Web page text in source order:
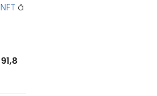
NFT à
91,8